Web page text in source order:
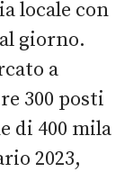
locale con
giorno.
a
300 posti
di 400 mila
2023,